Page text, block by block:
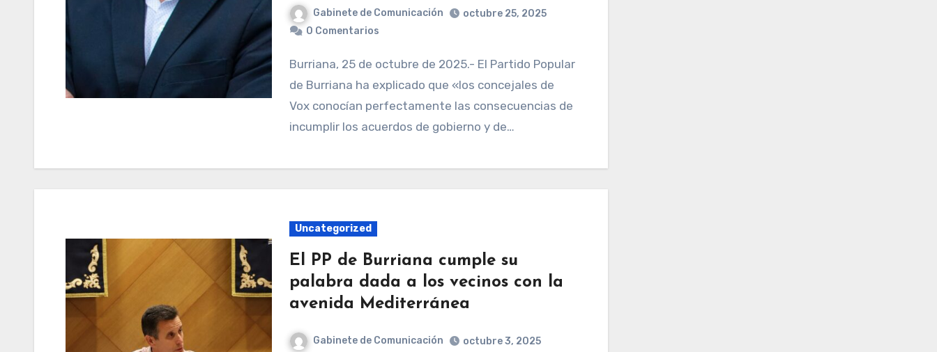
Gabinete de Comunicación
octubre 25, 2025
0 Comentarios
Burriana, 25 de octubre de 2025.- El Partido Popular
de Burriana ha explicado que «los concejales de
Vox conocían perfectamente las consecuencias de
incumplir los acuerdos de gobierno y de…
Uncategorized
El PP de Burriana cumple su
palabra dada a los vecinos con la
avenida Mediterránea
Gabinete de Comunicación
octubre 3, 2025